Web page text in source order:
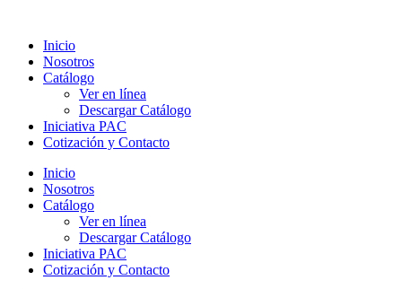
Inicio
Nosotros
Catálogo
Ver en línea
Descargar Catálogo
Iniciativa PAC
Cotización y Contacto
Inicio
Nosotros
Catálogo
Ver en línea
Descargar Catálogo
Iniciativa PAC
Cotización y Contacto